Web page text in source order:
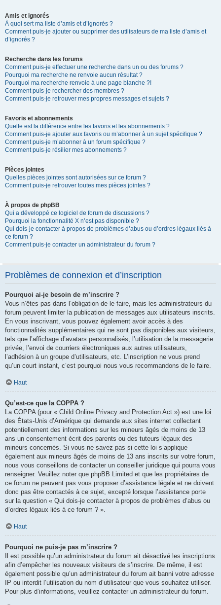
Amis et ignorés
À quoi sert ma liste d’amis et d’ignorés ?
Comment puis-je ajouter ou supprimer des utilisateurs de ma liste d’amis et
d’ignorés ?
Recherche dans les forums
Comment puis-je effectuer une recherche dans un ou des forums ?
Pourquoi ma recherche ne renvoie aucun résultat ?
Pourquoi ma recherche renvoie à une page blanche ?!
Comment puis-je rechercher des membres ?
Comment puis-je retrouver mes propres messages et sujets ?
Favoris et abonnements
Quelle est la différence entre les favoris et les abonnements ?
Comment puis-je ajouter aux favoris ou m’abonner à un sujet spécifique ?
Comment puis-je m’abonner à un forum spécifique ?
Comment puis-je résilier mes abonnements ?
Pièces jointes
Quelles pièces jointes sont autorisées sur ce forum ?
Comment puis-je retrouver toutes mes pièces jointes ?
À propos de phpBB
Qui a développé ce logiciel de forum de discussions ?
Pourquoi la fonctionnalité X n’est pas disponible ?
Qui dois-je contacter à propos de problèmes d’abus ou d’ordres légaux liés à
ce forum ?
Comment puis-je contacter un administrateur du forum ?
Problèmes de connexion et d’inscription
Pourquoi ai-je besoin de m’inscrire ?
Vous n’êtes pas dans l’obligation de le faire, mais les administrateurs du
forum peuvent limiter la publication de messages aux utilisateurs inscrits.
En vous inscrivant, vous pouvez également avoir accès à des
fonctionnalités supplémentaires qui ne sont pas disponibles aux visiteurs,
tels que l’affichage d’avatars personnalisés, l’utilisation de la messagerie
privée, l’envoi de courriers électroniques aux autres utilisateurs,
l’adhésion à un groupe d’utilisateurs, etc. L’inscription ne vous prend
qu’un court instant, c’est pourquoi nous vous recommandons de le faire.
Haut
Qu’est-ce que la COPPA ?
La COPPA (pour « Child Online Privacy and Protection Act ») est une loi
des États-Unis d’Amérique qui demande aux sites internet collectant
potentiellement des informations sur les mineurs âgés de moins de 13
ans un consentement écrit des parents ou des tuteurs légaux des
mineurs concernés. Si vous ne savez pas si cette loi s’applique
également aux mineurs âgés de moins de 13 ans inscrits sur votre forum,
nous vous conseillons de contacter un conseiller juridique qui pourra vous
renseigner. Veuillez noter que phpBB Limited et que les propriétaires de
ce forum ne peuvent pas vous proposer d’assistance légale et ne doivent
donc pas être contactés à ce sujet, excepté lorsque l’assistance porte
sur la question « Qui dois-je contacter à propos de problèmes d’abus ou
d’ordres légaux liés à ce forum ? ».
Haut
Pourquoi ne puis-je pas m’inscrire ?
Il est possible qu’un administrateur du forum ait désactivé les inscriptions
afin d’empêcher les nouveaux visiteurs de s’inscrire. De même, il est
également possible qu’un administrateur du forum ait banni votre adresse
IP ou interdit l’utilisation du nom d’utilisateur que vous souhaitez utiliser.
Pour plus d’informations, veuillez contacter un administrateur du forum.